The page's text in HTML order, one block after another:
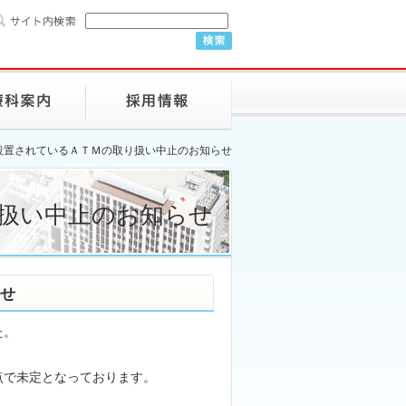
置されているＡＴＭの取り扱い中止のお知らせ
い中止のお知らせ
未定となっております。